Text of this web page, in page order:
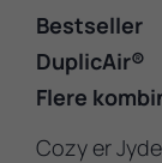
Bestseller
DuplicAir®
Flere
Cozy er